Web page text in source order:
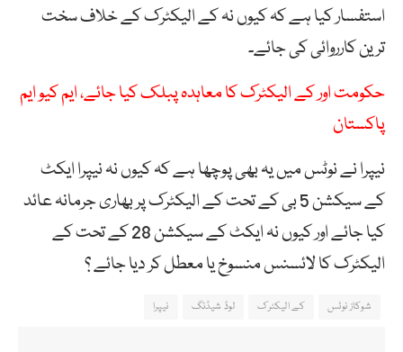
استفسار کیا ہے کہ کیوں نہ کے الیکٹرک کے خلاف سخت
ترین کارروائی کی جائے۔
حکومت اور کے الیکٹرک کا معاہدہ پبلک کیا جائے، ایم کیو ایم
پاکستان
نیپرا نے نوٹس میں یہ بھی پوچھا ہے کہ کیوں نہ نیپرا ایکٹ
کے سیکشن 5 بی کے تحت کے الیکٹرک پر بھاری جرمانہ عائد
کیا جائے اور کیوں نہ ایکٹ کے سیکشن 28 کے تحت کے
الیکٹرک کا لائسنس منسوخ یا معطل کر دیا جائے ؟
شوکاز نوٹس کے الیکٹرک لوڈ شیڈنگ نیپرا